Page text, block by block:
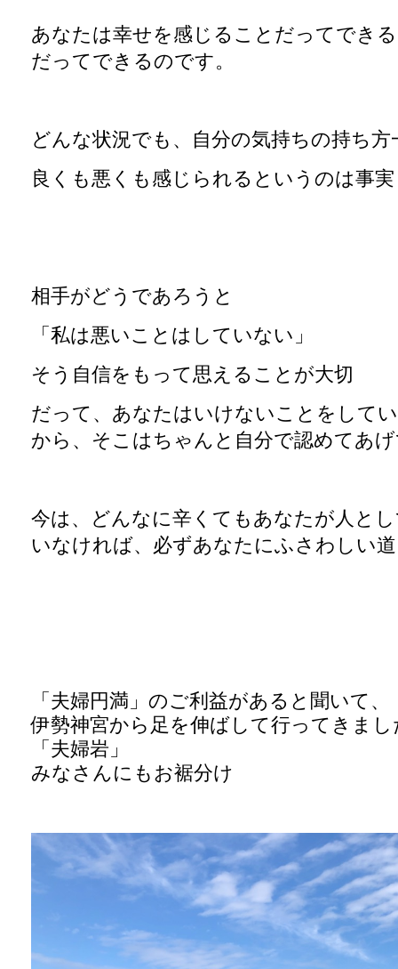
あなたは幸せを感じることだってでき
だってできるのです。
どんな状況でも、自分の気持ちの持ち方
良くも悪くも感じられるというのは事実
相手がどうであろうと
「私は悪いことはしていない」
そう自信をもって思えることが大切
だって、あなたはいけないことをして
から、そこはちゃんと自分で認めてあ
今は、どんなに辛くてもあなたが人と
いなければ、必ずあなたにふさわしい
「夫婦円満」のご利益があると聞いて、
伊勢神宮から足を伸ばして行ってきまし
「夫婦岩」
みなさんにもお裾分け